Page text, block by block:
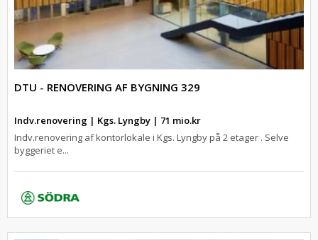
DTU - RENOVERING AF BYGNING 329
Indv.renovering | Kgs. Lyngby | 71 mio.kr
Indv.renovering af kontorlokale i Kgs. Lyngby på 2 etager . Selve
byggeriet e...